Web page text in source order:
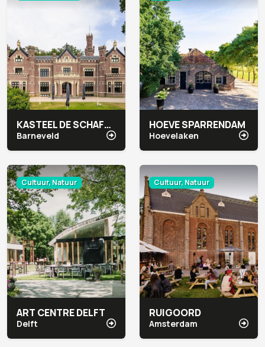
KASTEEL DE SCHAFFELAAR
Barneveld
HOEVE SPARRENDAM
Hoevelaken
Cultuur, Natuur
ART CENTRE DELFT
Delft
Cultuur, Natuur
RUIGOORD
Amsterdam